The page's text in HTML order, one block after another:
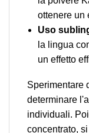
ottenere un
Uso
la lingua
un effetto
Sperimentare
determinare
individuali.
concentrato,